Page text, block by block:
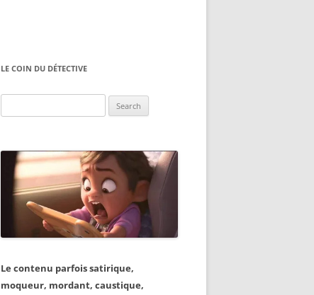
LE COIN DU DÉTECTIVE
for:
Le contenu parfois satirique,
moqueur, mordant, caustique,